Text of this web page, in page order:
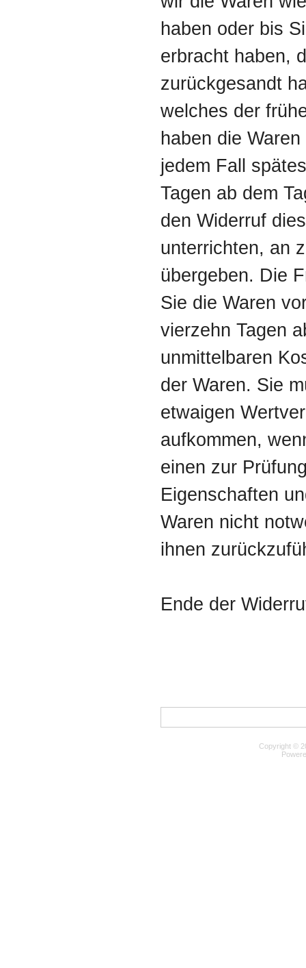
haben oder bis
erbracht haben,
zurückgesandt
welches der
haben die
jedem Fall
Tagen ab dem
den Widerruf
unterrichten, an
übergeben. Die
Sie die Waren
vierzehn Tagen
unmittelbaren
der Waren. Sie
etwaigen
aufkommen,
einen zur
Eigenschaften
Waren nicht
ihnen
Ende der
Copyright ©